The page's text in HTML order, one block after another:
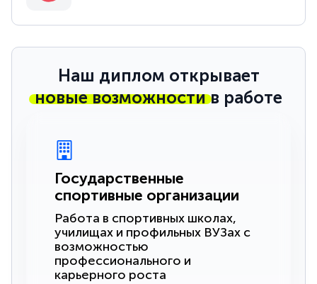
Наш диплом открывает
новые возможностив работе
Государственные
спортивные организации
Работа в спортивных школах,
училищах и профильных ВУЗах с
возможностью
профессионального и
карьерного роста